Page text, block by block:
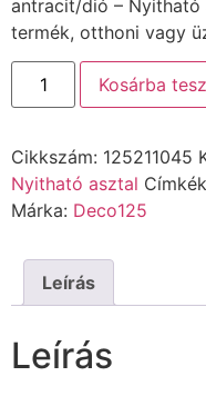
antracit/dió –
termék, otthoni vagy
Kosárba
Cikkszám: 125211045
Nyitható asztal
Márka: Deco125
Leírás
Leírás